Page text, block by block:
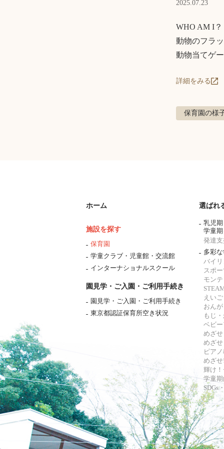
2025.07.23
WHO AM I？
動物のフラ
動物当てゲ
詳細をみる
保育園の様
ホーム
施設を探す
保育園
学童クラブ・児童館・交流館
インターナショナルスクール
園見学・ご入園・ご利用手続き
園見学・ご入園・ご利用手続き
東京都認証保育所空き状況
選ばれ
乳児
学童
発達
多彩
バイ
スポ
モン
えいご
おん
もじ
ベビ
めざ
めざ
ピア
めざ
輝け
学童
SDGs